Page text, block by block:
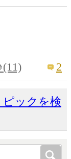
2
ピックを検